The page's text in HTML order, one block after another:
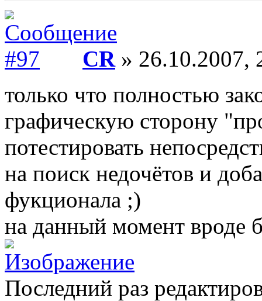
CR» 26.10.2007,
только что полностью
графическую сторону
потестировать
на поиск недочётов и
фукционала ;)
на данный момент вроде
Последний раз